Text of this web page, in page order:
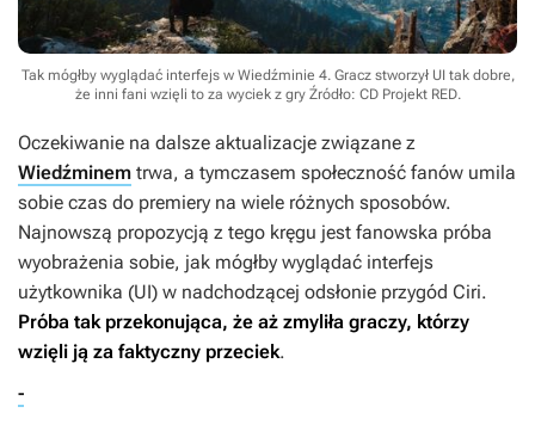
Tak mógłby wyglądać interfejs w Wiedźminie 4. Gracz stworzył UI tak dobre,
że inni fani wzięli to za wyciek z gry Źródło: CD Projekt RED.
Oczekiwanie na dalsze aktualizacje związane z
Wiedźminem trwa, a tymczasem społeczność fanów umila
sobie czas do premiery na wiele różnych sposobów.
Najnowszą propozycją z tego kręgu jest fanowska próba
wyobrażenia sobie, jak mógłby wyglądać interfejs
użytkownika (UI) w nadchodzącej odsłonie przygód Ciri.
Próba tak przekonująca, że aż zmyliła graczy, którzy
wzięli ją za faktyczny przeciek.
-